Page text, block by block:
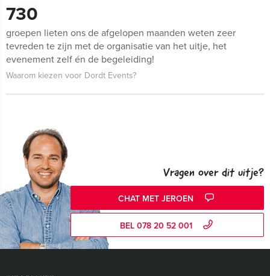
730
groepen lieten ons de afgelopen maanden weten zeer
tevreden te zijn met de organisatie van het uitje, het
evenement zelf én de begeleiding!
Waarom kiezen voor Dordt Events?
Vragen over dit uitje?
CHAT MET JEROEN
BEL 078 20 52 001